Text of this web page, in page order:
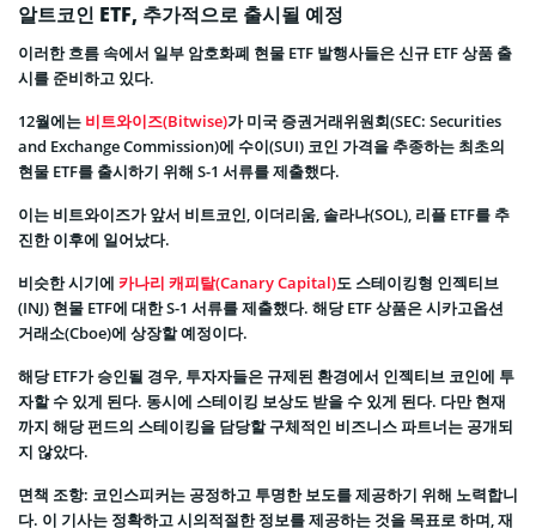
알트코인 ETF, 추가적으로 출시될 예정
이러한 흐름 속에서 일부 암호화폐 현물 ETF 발행사들은 신규 ETF 상품 출
시를 준비하고 있다.
12월에는 비트와이즈(Bitwise)가 미국 증권거래위원회(SEC: Securities
and Exchange Commission)에 수이(SUI) 코인 가격을 추종하는 최초의
현물 ETF를 출시하기 위해 S-1 서류를 제출했다.
이는 비트와이즈가 앞서 비트코인, 이더리움, 솔라나(SOL), 리플 ETF를 추
진한 이후에 일어났다.
비슷한 시기에 카나리 캐피탈(Canary Capital)도 스테이킹형 인젝티브
(INJ) 현물 ETF에 대한 S-1 서류를 제출했다. 해당 ETF 상품은 시카고옵션
거래소(Cboe)에 상장할 예정이다.
해당 ETF가 승인될 경우, 투자자들은 규제된 환경에서 인젝티브 코인에 투
자할 수 있게 된다. 동시에 스테이킹 보상도 받을 수 있게 된다. 다만 현재
까지 해당 펀드의 스테이킹을 담당할 구체적인 비즈니스 파트너는 공개되
지 않았다.
면책 조항: 코인스피커는 공정하고 투명한 보도를 제공하기 위해 노력합니
다. 이 기사는 정확하고 시의적절한 정보를 제공하는 것을 목표로 하며, 재